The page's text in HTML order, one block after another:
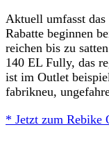
Aktuell umfasst
Rabatte beginnen
reichen bis zu
140 EL Fully, das
ist im Outlet
fabrikneu,
* Jetzt zum Rebike